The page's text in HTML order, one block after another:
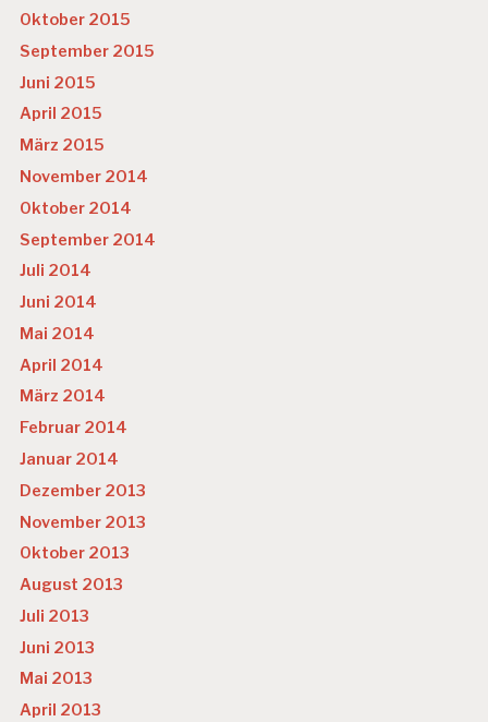
Oktober 2015
September 2015
Juni 2015
April 2015
März 2015
November 2014
Oktober 2014
September 2014
Juli 2014
Juni 2014
Mai 2014
April 2014
März 2014
Februar 2014
Januar 2014
Dezember 2013
November 2013
Oktober 2013
August 2013
Juli 2013
Juni 2013
Mai 2013
April 2013